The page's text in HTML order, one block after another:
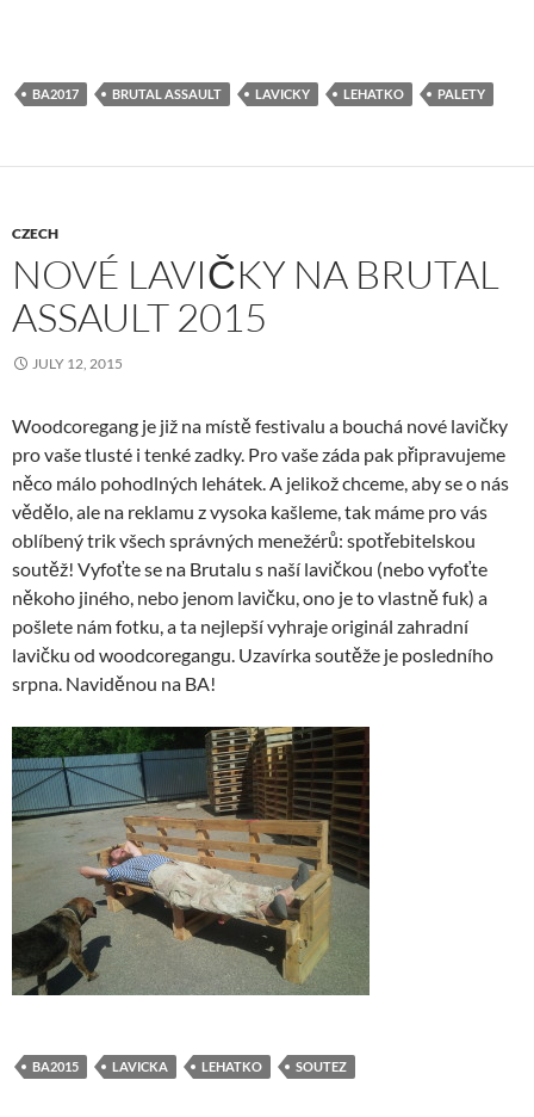
BA2017 BRUTAL ASSAULT LAVICKY LEHATKO PALETY
CZECH
NOVÉ LAVIČKY NA BRUTAL
ASSAULT 2015
JULY 12, 2015
Woodcoregang je již na místě festivalu a bouchá nové lavičky
pro vaše tlusté i tenké zadky. Pro vaše záda pak připravujeme
něco málo pohodlných lehátek. A jelikož chceme, aby se o nás
vědělo, ale na reklamu z vysoka kašleme, tak máme pro vás
oblíbený trik všech správných menežérů: spotřebitelskou
soutěž! Vyfoťte se na Brutalu s naší lavičkou (nebo vyfoťte
někoho jiného, nebo jenom lavičku, ono je to vlastně fuk) a
pošlete nám fotku, a ta nejlepší vyhraje originál zahradní
lavičku od woodcoregangu. Uzavírka soutěže je posledního
srpna. Naviděnou na BA!
BA2015 LAVICKA LEHATKO SOUTEZ